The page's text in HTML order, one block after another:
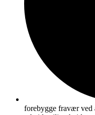
forebygge fravær ved